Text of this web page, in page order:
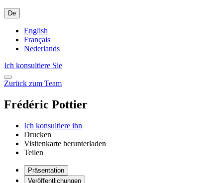
De
English
Français
Nederlands
Ich konsultiere Sie
Zurück zum Team
Frédéric Pottier
Ich konsultiere ihn
Drucken
Visitenkarte herunterladen
Teilen
Präsentation
Veröffentlichungen